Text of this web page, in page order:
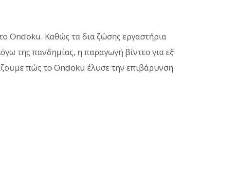
Ondoku. Καθώς τα δια ζώσης εργαστήρια
της πανδημίας, η παραγωγή βίντεο για εξ
πώς το Ondoku έλυσε την επιβάρυνση